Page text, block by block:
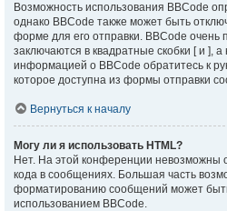
Возможность использования BBCode
однако BBCode также может быть
форме для его отправки. BBCode очень
заключаются в квадратные скобки [ и ],
информацией о BBCode обратитесь к
которое доступна из формы отправки
Вернуться к началу
Могу ли я использовать HTML?
Нет. На этой конференции невозможны
кода в сообщениях. Большая часть
форматированию сообщений может
использованием BBCode.